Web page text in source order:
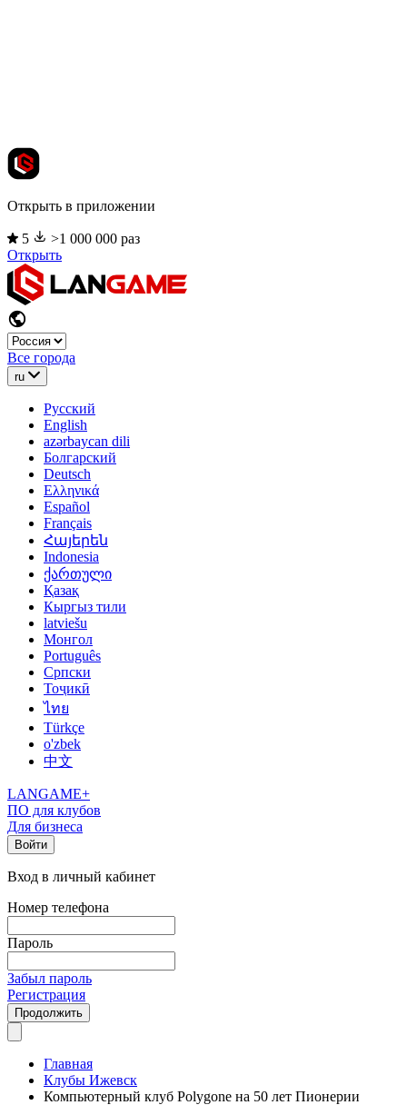
Открыть в приложении
5
>1 000 000 раз
Открыть
Все города
ru
Русский
English
azərbaycan dili
Болгарский
Deutsch
Ελληνικά
Español
Français
Հայերեն
Indonesia
ქართული
Қазақ
Кыргыз тили
latviešu
Монгол
Português
Српски
Тоҷикӣ
ไทย
Türkçe
o'zbek
中文
LANGAME+
ПО для клубов
Для бизнеса
Войти
Вход в личный кабинет
Номер телефона
Пароль
Забыл пароль
Регистрация
Продолжить
Главная
Клубы Ижевск
Компьютерный клуб Polygone на 50 лет Пионерии